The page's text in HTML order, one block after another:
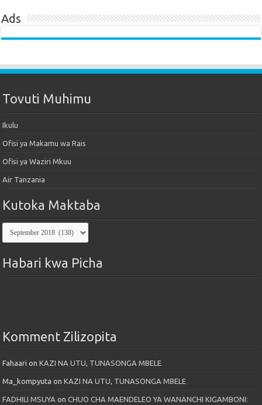
Ads
Tovuti Muhimu
Ikulu
Ofisi ya Makamu wa Rais
Ofisi ya Waziri Mkuu
Air Tanzania
Kutoka Maktaba
Kutoka
Maktaba
Habari kwa Picha
Komment Zilizopita
Fahaari onKAZI NA UTU, TUNASONGA MBELE
Ma_kompyuta onKAZI NA UTU, TUNASONGA MBELE
FADHILI MSUYA onCHUO CHA MAENDELEO YA WANANCHI KIGAMBONI: